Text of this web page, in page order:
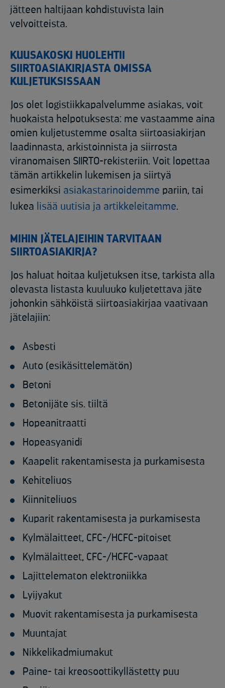
jätteen haltijaan kohdistuvista lain
velvoitteista.
KUUSAKOSKI HUOLEHTII
SIIRTOASIAKIRJASTA OMISSA
KULJETUKSISSAAN
Jos olet logistiikkapalvelumme asiakas, voit
huokaista helpotuksesta: me vastaamme aina
omien kuljetustemme osalta siirtoasiakirjan
laadinnasta, arkistoinnista ja siirrosta
viranomaisen SIIRTO-rekisteriin. Voit lopettaa
tämän artikkelin lukemisen ja siirtyä
esimerkiksi asiakastarinoidemme pariin, tai
lukea lisää uutisia ja artikkeleitamme.
MIHIN JÄTELAJEIHIN TARVITAAN
SIIRTOASIAKIRJA?
Jos haluat hoitaa kuljetuksen itse, tarkista alla
olevasta listasta kuuluuko kuljetettava jäte
johonkin sähköistä siirtoasiakirjaa vaativaan
jätelajiin:
Asbesti
Auto (esikäsittelemätön)
Betoni
Betonijäte sis. tiiltä
Hopeanitraatti
Hopeasyanidi
Kaapelit rakentamisesta ja purkamisesta
Kehiteliuos
Kiinniteliuos
Kuparit rakentamisesta ja purkamisesta
Kylmälaitteet, CFC-/HCFC-pitoiset
Kylmälaitteet, CFC-/HCFC-vapaat
Lajittelematon elektroniikka
Lyijyakut
Muovit rakentamisesta ja purkamisesta
Muuntajat
Nikkelikadmiumakut
Paine- tai kreosoottikyllästetty puu